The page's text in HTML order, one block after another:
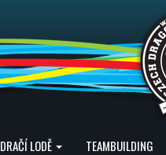
DRAČÍ LODĚ TEAMBUILDING